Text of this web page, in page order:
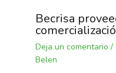
Becrisa
Deja un comentario /
Belen